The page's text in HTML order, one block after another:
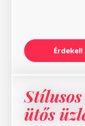
Érdekel!
ütős